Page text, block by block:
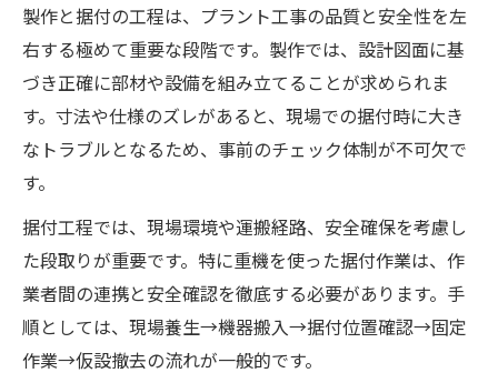
製作と据付の工程は、プラント工事の品質と安全性を左
右する極めて重要な段階です。製作では、設計図面に基
づき正確に部材や設備を組み立てることが求められま
す。寸法や仕様のズレがあると、現場での据付時に大き
なトラブルとなるため、事前のチェック体制が不可欠で
す。
据付工程では、現場環境や運搬経路、安全確保を考慮し
た段取りが重要です。特に重機を使った据付作業は、作
業者間の連携と安全確認を徹底する必要があります。手
順としては、現場養生→機器搬入→据付位置確認→固定
作業→仮設撤去の流れが一般的です。